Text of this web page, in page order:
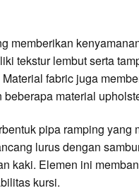
memberikan
tekstur lembut serta
fabric juga
material
pipa ramping yang
lurus dengan
kaki. Elemen ini
kursi.